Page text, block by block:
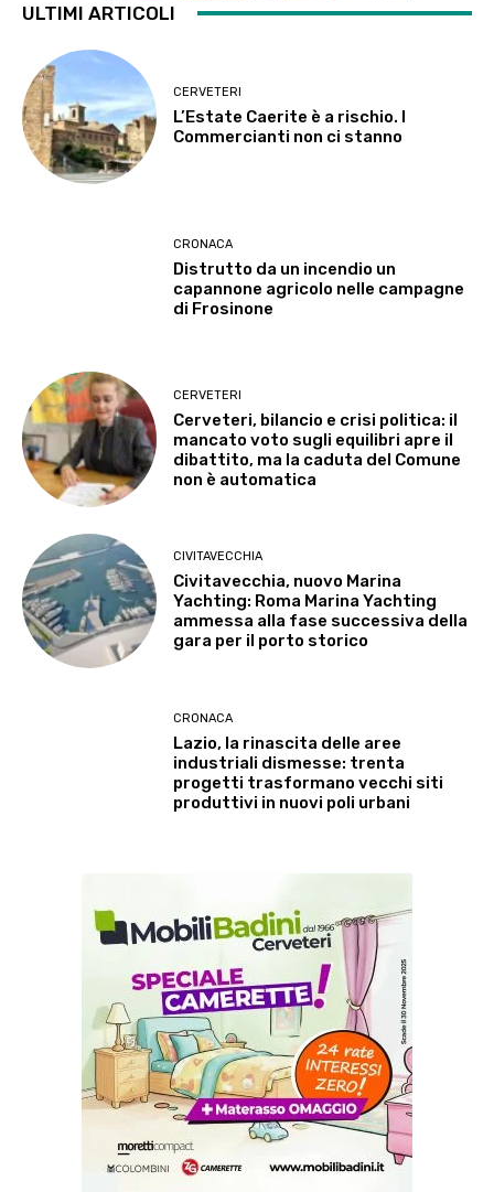
ULTIMI ARTICOLI
CERVETERI
L’Estate Caerite è a rischio. I
Commercianti non ci stanno
CRONACA
Distrutto da un incendio un
capannone agricolo nelle campagne
di Frosinone
CERVETERI
Cerveteri, bilancio e crisi politica: il
mancato voto sugli equilibri apre il
dibattito, ma la caduta del Comune
non è automatica
CIVITAVECCHIA
Civitavecchia, nuovo Marina
Yachting: Roma Marina Yachting
ammessa alla fase successiva della
gara per il porto storico
CRONACA
Lazio, la rinascita delle aree
industriali dismesse: trenta
progetti trasformano vecchi siti
produttivi in nuovi poli urbani